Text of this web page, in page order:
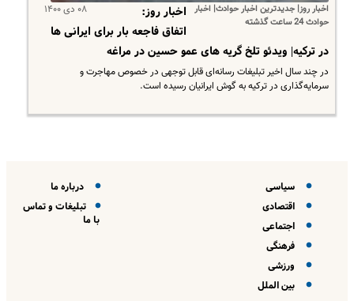
اخبار روز| جدیدترین اخبار حوادث| اخبار
حوادث 24 ساعت گذشته
۰۸ دی ۱۴۰۰
اخبار روز:
اتفاق فاجعه بار برای ایرانی ها
در ترکیه| ویدئو تلخ گریه های عمو حسین در مراغه
در چند سال اخیر تبلیغات رسانه‌ای قابل توجهی در خصوص مهاجرت و
سرمایه‌گذاری در ترکیه به گوش ایرانیان رسیده است.
سیاسی
اقتصادی
اجتماعی
فرهنگی
ورزشی
بین الملل
درباره ما
تبلیغات و تماس
با ما